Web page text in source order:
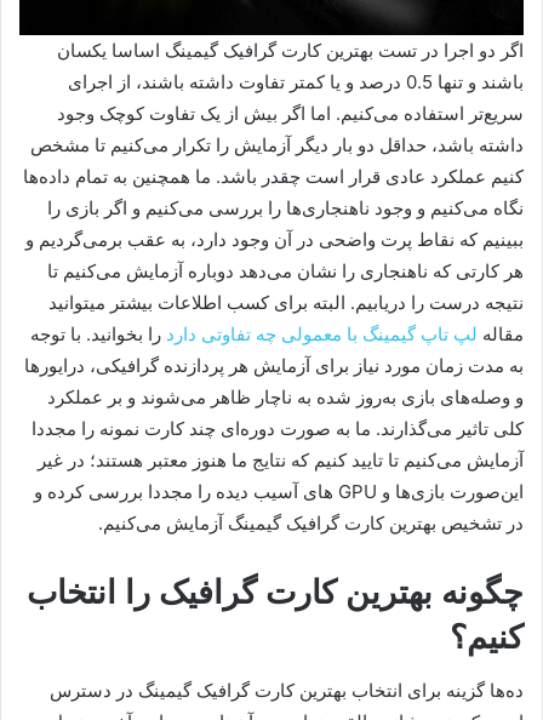
اگر دو اجرا در تست بهترین کارت گرافیک گیمینگ اساسا یکسان
باشند و تنها 0.5 درصد و یا کمتر تفاوت داشته باشند، از اجرای
سریع‌تر استفاده می‌کنیم. اما اگر بیش از یک تفاوت کوچک وجود
داشته باشد، حداقل دو بار دیگر آزمایش را تکرار می‌کنیم تا مشخص
کنیم عملکرد عادی قرار است چقدر باشد. ما همچنین به تمام داده‌ها
نگاه می‌کنیم و وجود نا‌هنجاری‌ها را بررسی می‌کنیم و اگر بازی را
ببینیم که نقاط پرت واضحی در آن وجود دارد، به عقب بر‌می‌گردیم و
هر کارتی که نا‌هنجاری را نشان می‌دهد دوباره آزمایش می‌کنیم تا
نتیجه درست را دریابیم. البته برای کسب اطلاعات بیشتر میتوانید
مقاله لپ تاپ گیمینگ با معمولی چه تفاوتی دارد را بخوانید. با توجه
به مدت زمان مورد نیاز برای آزمایش هر پردازنده گرافیکی، درایور‌ها
و وصله‌های بازی به‌روز شده به ناچار ظاهر می‌شوند و بر عملکرد
کلی تاثیر می‌گذارند. ما به صورت دوره‌ای چند کارت نمونه را مجددا
آزمایش می‌کنیم تا تایید کنیم که نتایج ما هنوز معتبر هستند؛ در غیر
این‌صورت بازی‌ها و GPU های آسیب دیده را مجددا بررسی کرده و
در تشخیص بهترین کارت گرافیک گیمینگ آزمایش می‌کنیم.
چگونه بهترین کارت گرافیک را انتخاب
کنیم؟
ده‌ها گزینه برای انتخاب بهترین کارت گرافیک گیمینگ در دسترس